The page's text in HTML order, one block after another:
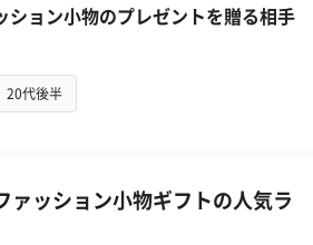
ション小物のプレゼントを贈る相手
20代後半
ァッション小物ギフトの人気ラ